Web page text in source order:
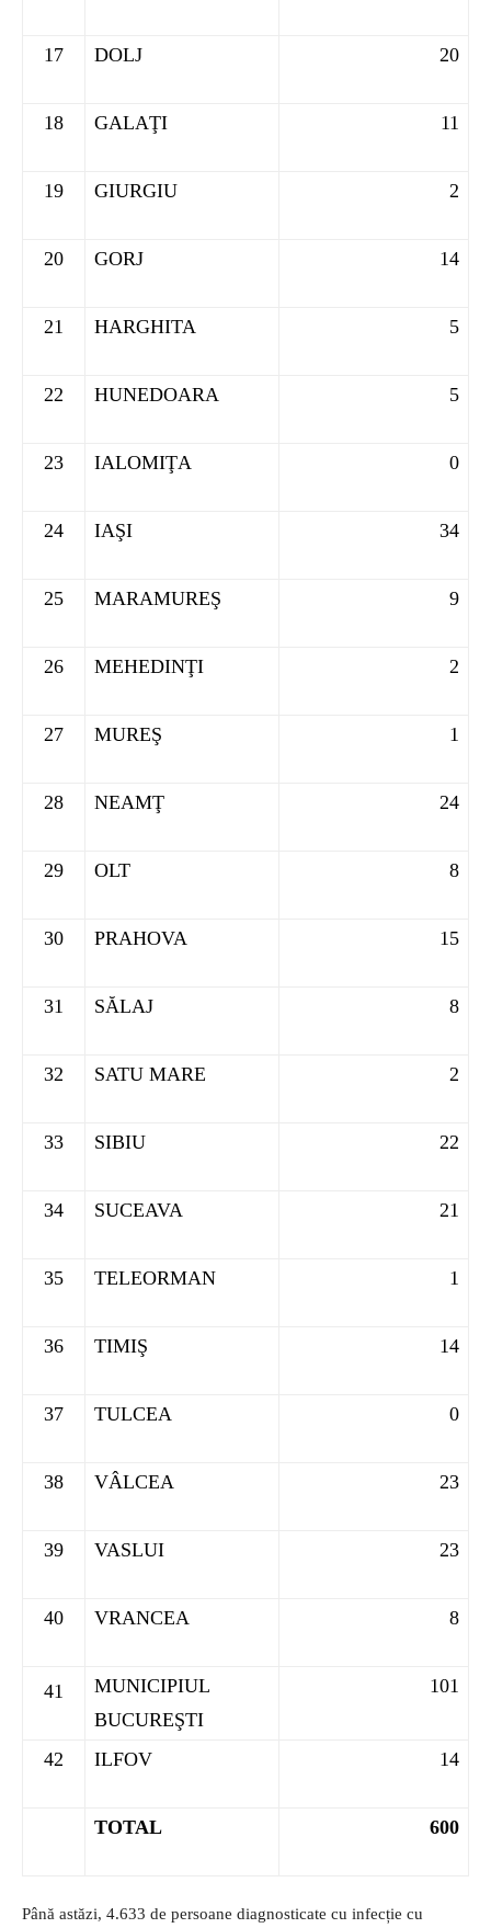
17 DOLJ 20
18 GALAŢI 11
19 GIURGIU 2
20 GORJ 14
21 HARGHITA 5
22 HUNEDOARA 5
23 IALOMIŢA 0
24 IAŞI 34
25 MARAMUREŞ 9
26 MEHEDINŢI 2
27 MUREŞ 1
28 NEAMŢ 24
29 OLT 8
30 PRAHOVA 15
31 SĂLAJ 8
32 SATU MARE 2
33 SIBIU 22
34 SUCEAVA 21
35 TELEORMAN 1
36 TIMIŞ 14
37 TULCEA 0
38 VÂLCEA 23
39 VASLUI 23
40 VRANCEA 8
41
MUNICIPIUL
BUCUREŞTI
101
42 ILFOV 14
TOTAL 600
Până astăzi, 4.633 de persoane diagnosticate cu infecție cu